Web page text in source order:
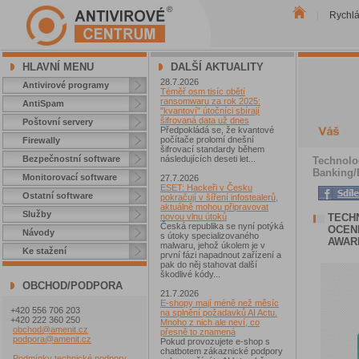
HLAVNÍ MENU
Antivirové programy
AntiSpam
Poštovní servery
Firewally
Bezpečnostní software
Monitorovací software
Ostatní software
Služby
Návody
Ke stažení
OBCHOD/PODPORA
+420 556 706 203
+420 222 360 250
obchod@amenit.cz
podpora@amenit.cz
DALŠÍ AKTUALITY
28.7.2026
Téměř osm tisíc obětí
ransomwaru za rok 2025:
"kvantoví" útočníci sbírají
šifrovaná data už dnes
Předpokládá se, že kvantové
počítače prolomí dnešní
šifrovací standardy během
následujících deseti let...
27.7.2026
ESET: Hackeři v Česku
pokračují v šíření infostealerů,
aktuálně mohou připravovat
novou vlnu útoků
Česká republika se nyní potýká
s útoky specializovaného
malwaru, jehož úkolem je v
první fázi napadnout zařízení a
pak do něj stahovat další
škodlivé kódy...
21.7.2026
E-shopy mají méně než měsíc
na splnění požadavků AI Actu.
Mnoho z nich ale neví, co
přesně to znamená
Pokud provozujete e-shop s
chatbotem zákaznické podpory